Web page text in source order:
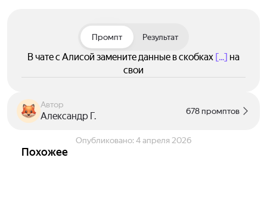
Промпт Результат
В чате с Алисой замените данные в скобках [...] на
свои
Автор
Александр Г. 678 промптов
Опубликовано: 4 апреля 2026
Похожее